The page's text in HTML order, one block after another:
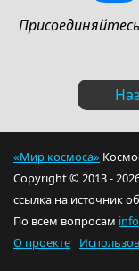
«Мир космоса»
Copyright © 2013 -
ссылка на источник
По всем вопросам
О проекте